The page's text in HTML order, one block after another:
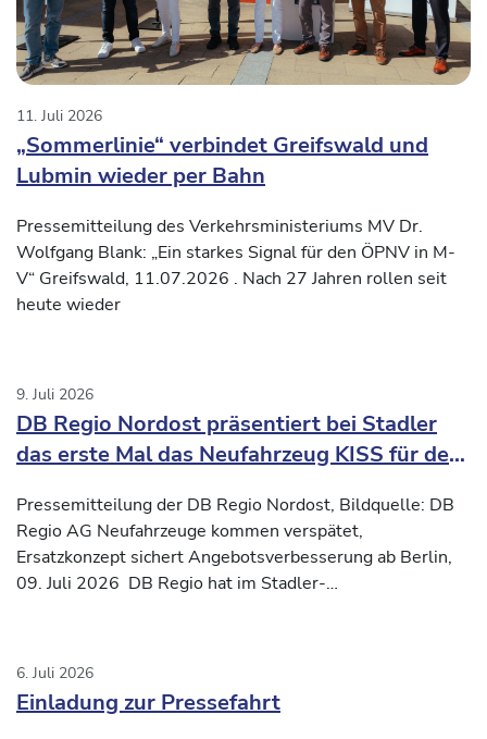
„Sommerlinie“ verbindet Greifswald und
Lubmin wieder per Bahn
11. Juli 2026
Pressemitteilung des Verkehrsministeriums MV Dr.
Wolfgang Blank: „Ein starkes Signal für den ÖPNV in M-
V“ Greifswald, 11.07.2026 . Nach 27 Jahren rollen seit
heute wieder
DB Regio Nordost präsentiert bei Stadler
das erste Mal das Neufahrzeug KISS für den
9. Juli 2026
Pressemitteilung der DB Regio Nordost, Bildquelle: DB
Regio AG Neufahrzeuge kommen verspätet,
Ersatzkonzept sichert Angebotsverbesserung ab Berlin,
09. Juli 2026 DB Regio hat im Stadler-
Einladung zur Pressefahrt
6. Juli 2026